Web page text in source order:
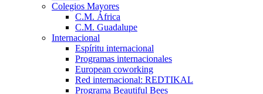
Colegios Mayores
C.M. África
C.M. Guadalupe
Internacional
Espíritu internacional
Programas internacionales
European coworking
Red internacional: REDTIKAL
Programa Beautiful Bees